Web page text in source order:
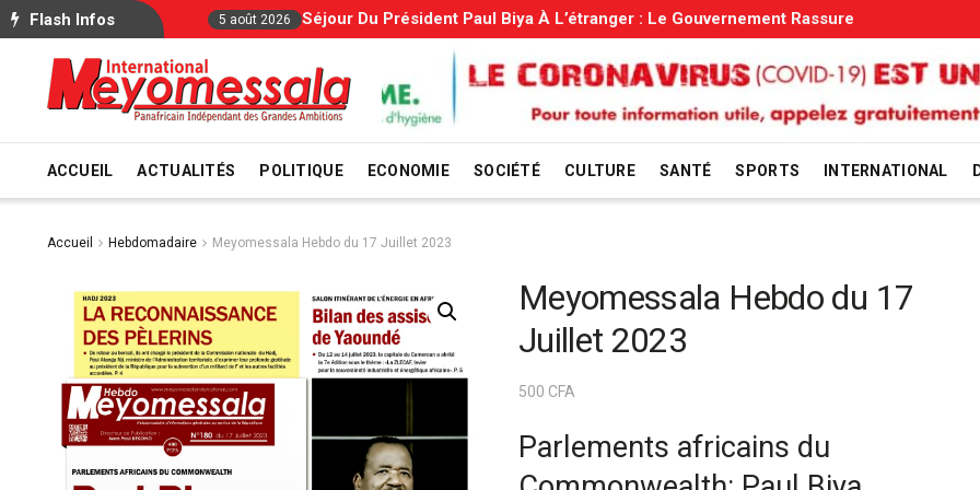
ACCUEIL ACTUALITÉS POLITIQUE ECONOMIE SOCIÉTÉ CULTURE SANTÉ SPORTS INTERNATIONAL
Accueil Hebdomadaire Meyomessala Hebdo du 17 Juillet 2023
Meyomessala Hebdo du 17
Juillet 2023
500 CFA
Parlements africains du
Flash Infos
août 2026 Séjour Du Président Paul Biya À L’étranger : Le Gouvernement Rassure